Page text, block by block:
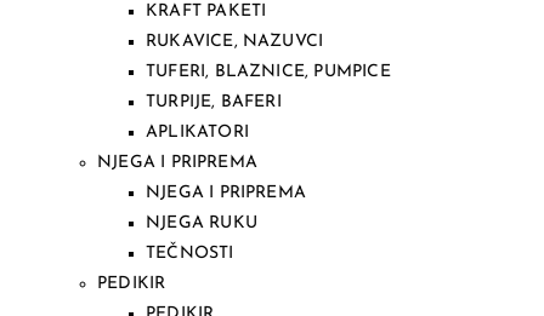
KRAFT PAKETI
RUKAVICE, NAZUVCI
TUFERI, BLAZNICE, PUMPICE
TURPIJE, BAFERI
APLIKATORI
NJEGA I PRIPREMA
NJEGA I PRIPREMA
NJEGA RUKU
TEČNOSTI
PEDIKIR